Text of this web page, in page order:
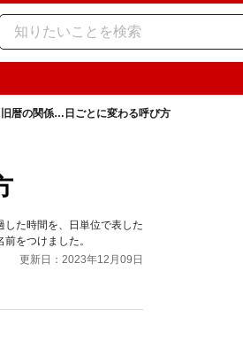
暦の関係…日ごとに変わる呼び方
した時間を、日単位で表した
をつけました。
更新日：2023年12月09日